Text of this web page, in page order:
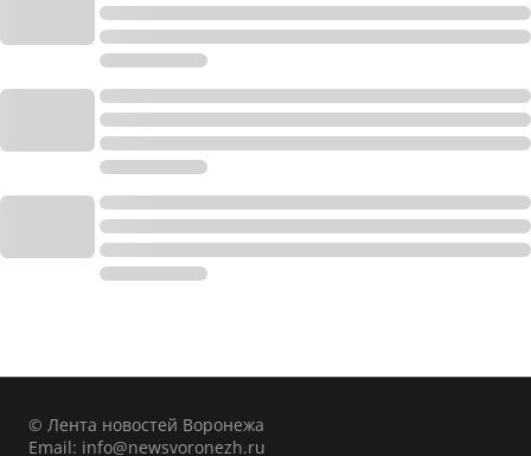
© Лента новостей Воронежа
Email: info@newsvoronezh.ru